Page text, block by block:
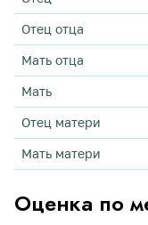
Отец отца
Мать отца
Мать
Отец матери
Мать матери
Оценка по